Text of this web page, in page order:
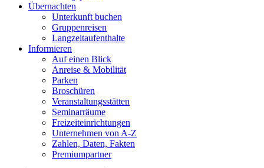
Übernachten
Unterkunft buchen
Gruppenreisen
Langzeitaufenthalte
Informieren
Auf einen Blick
Anreise & Mobilität
Parken
Broschüren
Veranstaltungsstätten
Seminarräume
Freizeiteinrichtungen
Unternehmen von A-Z
Zahlen, Daten, Fakten
Premiumpartner